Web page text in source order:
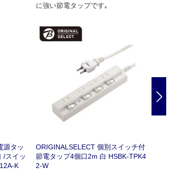
源タッ
/スイッ
K
に強い節電タップです｡
ORIGINALSELECT 個別スイッチ付
節電タップ4個口2m 白 HSBK-TPK4
2-W